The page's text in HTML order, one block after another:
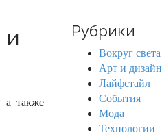
и
а также
c
Рубрики
Вокруг света
Арт и дизайн
Лайфстайл
События
Мода
Технологии